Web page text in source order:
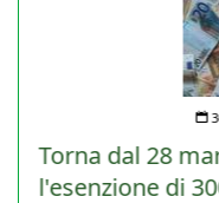
Torna dal 28
l'esenzione di